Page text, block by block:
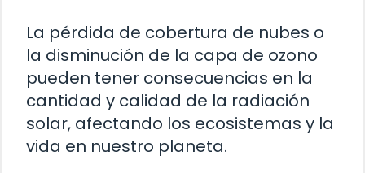
La pérdida de cobertura de nubes o
la disminución de la capa de ozono
pueden tener consecuencias en la
cantidad y calidad de la radiación
solar, afectando los ecosistemas y la
vida en nuestro planeta.